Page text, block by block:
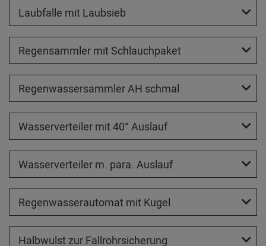
Laubfalle mit Laubsieb
Regensammler mit Schlauchpaket
Regenwassersammler AH schmal
Wasserverteiler mit 40° Auslauf
Wasserverteiler m. para. Auslauf
Regenwasserautomat mit Kugel
Halbwulst zur Fallrohrsicherung